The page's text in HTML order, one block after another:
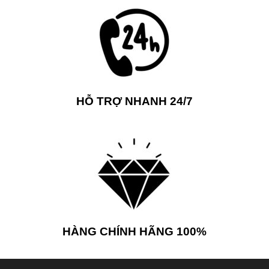
HỖ TRỢ NHANH 24/7
HÀNG CHÍNH HÃNG 100%